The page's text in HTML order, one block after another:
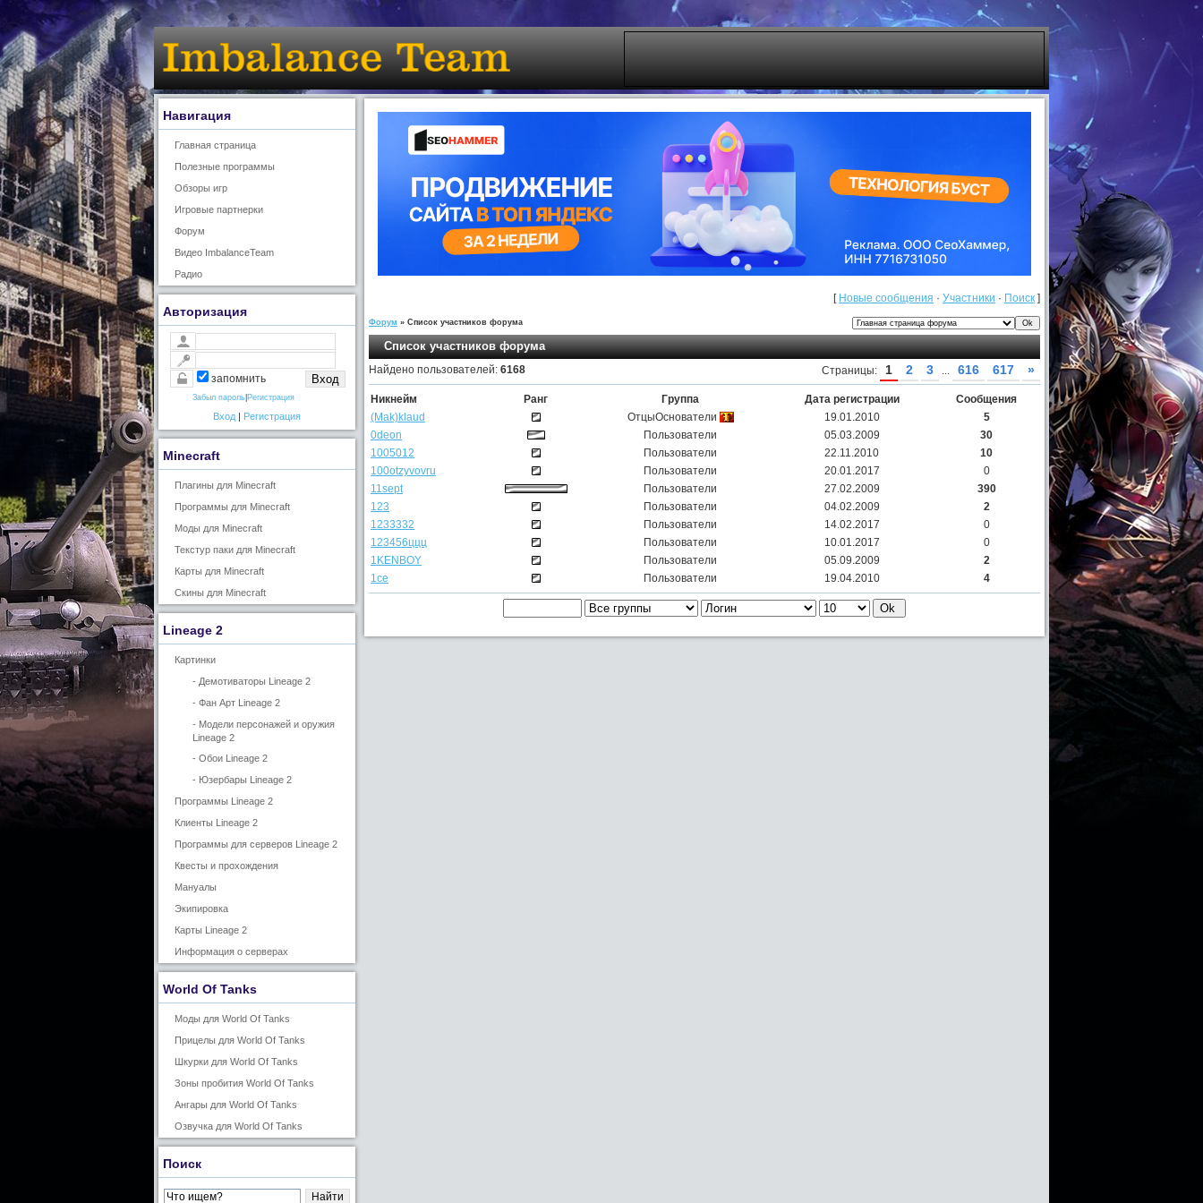
Навигация
Главная страница
Полезные программы
Обзоры игр
Игровые партнерки
Форум
Видео ImbalanceTeam
Радио
Авторизация
запомнить
Забыл пароль Регистрация
Вход | Регистрация
Minecraft
Плагины для Minecraft
Программы для Minecraft
Моды для Minecraft
Текстур паки для Minecraft
Карты для Minecraft
Скины для Minecraft
Lineage 2
Картинки
- Демотиваторы Lineage 2
- Фан Арт Lineage 2
- Модели персонажей и оружия
Lineage 2
- Обои Lineage 2
- Юзербары Lineage 2
Программы Lineage 2
Клиенты Lineage 2
Программы для серверов Lineage 2
Квесты и прохождения
Мануалы
Экипировка
Карты Lineage 2
Информация о серверах
World Of Tanks
Моды для World Of Tanks
Прицелы для World Of Tanks
Шкурки для World Of Tanks
Зоны пробития World Of Tanks
Ангары для World Of Tanks
Озвучка для World Of Tanks
Поиск
[ Новые сообщения · Участники · Поиск ]
Форум » Список участников форума
Список участников форума
Найдено пользователей: 6168 Страницы: 1 2 3 616 617 »
Никнейм Ранг Группа Дата регистрации
Сообщения
(Mak)klaud
ОтцыОснователи 19.01.2010
5
0deon
Пользователи 05.03.2009
30
1005012
Пользователи 22.11.2010
10
100otzyvovru
Пользователи 20.01.2017
0
11sept
Пользователи 27.02.2009
390
123
Пользователи 04.02.2009
2
1233332
Пользователи 14.02.2017
0
123456ццц
Пользователи 10.01.2017
0
1KENBOY
Пользователи 05.09.2009
2
1се
Пользователи 19.04.2010 4